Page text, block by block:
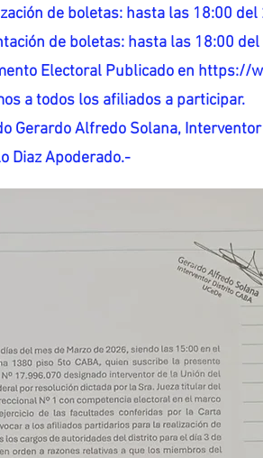
de boletas: hasta las 18:00
de boletas: hasta las 18:00
Electoral Publicado en https://
a todos los afiliados a participar.
Gerardo Alfredo Solana,
Diaz Apoderado.-